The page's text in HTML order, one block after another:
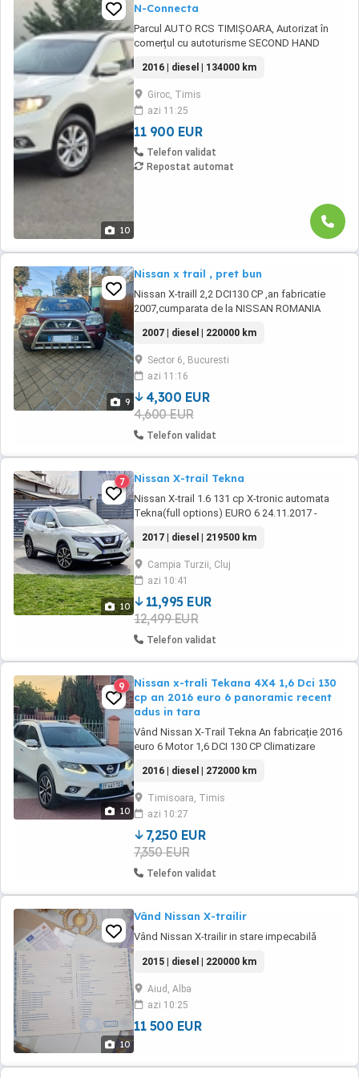
10
N-Connecta
Parcul AUTO RCS TIMIȘOARA, Autorizat în
comerțul cu autoturisme SECOND HAND
CLIENTULUI (200KM) -VĂ OFERIM PE LOC : -
Factura se va emite in lei la cursul de vanzare
euro al Bancii Transilvania din data efectuarii
platii -FISCAL -GARANTIE -Toate actele in
vederea ...
2016 | diesel | 134000 km
Giroc, Timis
azi 11:25
11 900 EUR
Telefon validat
Repostat automat
9
Nissan x trail , pret bun
Nissan X-traill 2,2 DCI130 CP ,an fabricatie
2007,cumparata de la NISSAN ROMANIA
japonez,schimbat toate uzabilele ,cauciucuri
noi All-Seasons,tapiterie piele ,volan piele
,comenzi volan ,reglaj volan pe inaltime
,scaune electrice ,scaun sofer reglaj pe
inaltime si ...
2007 | diesel | 220000 km
Sector 6, Bucuresti
azi 11:16
4,300 EUR
4,600 EUR
Telefon validat
10
7 Nissan X-trail Tekna
Nissan X-trail 1.6 131 cp X-tronic automata
Tekna(full options) EURO 6 24.11.2017 -
Trapa panoramica electrica -Interior din piele
-Scaune cu reglaj electric -Incalzire in scaune
si bancheta spate -Incalzire volan -Navigatie
cu touchscreen 3d full Romania ...
2017 | diesel | 219500 km
Campia Turzii, Cluj
azi 10:41
11,995 EUR
12,499 EUR
Telefon validat
10
9
Nissan x-trali Tekana 4X4 1,6 Dci 130
cp an 2016 euro 6 panoramic recent
adus in tara
Vând Nissan X-Trail Tekna An fabricație 2016
euro 6 Motor 1,6 DCI 130 CP Climatizare
încălzite, față reglabile electric Tapițerie piele
Cotieră față și spate Volan piele încălzit,
comenzi audio Lumbar electric șofer Keyless
entry & go Cruise control ...
2016 | diesel | 272000 km
Timisoara, Timis
azi 10:27
7,250 EUR
7,350 EUR
Telefon validat
10
Vând Nissan X-trailir
Vând Nissan X-trailir in stare impecabilă
2015 | diesel | 220000 km
Aiud, Alba
azi 10:25
11 500 EUR